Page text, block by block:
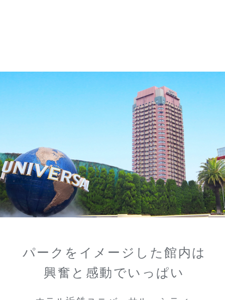
パークをイメージした館内は
興奮と感動でいっぱい